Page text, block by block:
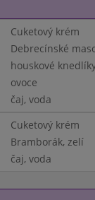
Cuketový krém
Debrecínské
houskové
ovoce
čaj, voda
Cuketový krém
Bramborák, zelí
čaj, voda